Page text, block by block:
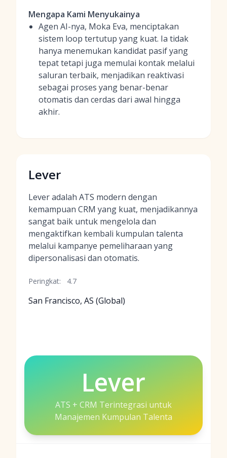
Mengapa Kami Menyukainya
Agen AI-nya, Moka Eva, menciptakan
sistem loop tertutup yang kuat. Ia tidak
hanya menemukan kandidat pasif yang
tepat tetapi juga memulai kontak melalui
saluran terbaik, menjadikan reaktivasi
sebagai proses yang benar-benar
otomatis dan cerdas dari awal hingga
akhir.
Lever
Lever adalah ATS modern dengan
kemampuan CRM yang kuat, menjadikannya
sangat baik untuk mengelola dan
mengaktifkan kembali kumpulan talenta
melalui kampanye pemeliharaan yang
dipersonalisasi dan otomatis.
Peringkat: 4.7
San Francisco, AS (Global)
Lever
ATS + CRM Terintegrasi untuk
Manajemen Kumpulan Talenta